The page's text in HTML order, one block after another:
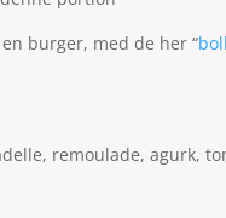
burger, med de her “
remoulade, agurk,